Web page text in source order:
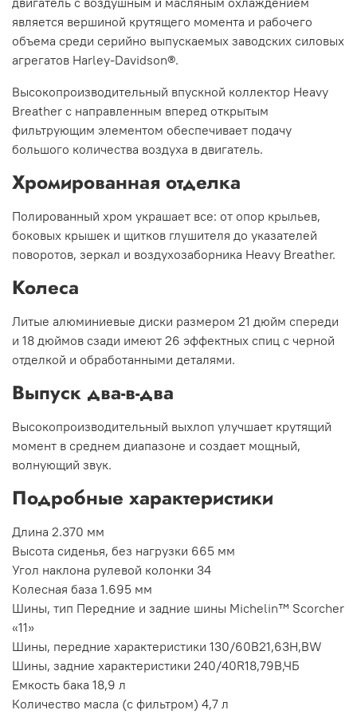
является вершиной крутящего момента и рабочего
объема среди серийно выпускаемых заводских силовых
агрегатов Harley-Davidson®.
Высокопроизводительный впускной коллектор Heavy
Breather с направленным вперед открытым
фильтрующим элементом обеспечивает подачу
большого количества воздуха в двигатель.
Хромированная отделка
Полированный хром украшает все: от опор крыльев,
боковых крышек и щитков глушителя до указателей
поворотов, зеркал и воздухозаборника Heavy Breather.
Колеса
Литые алюминиевые диски размером 21 дюйм спереди
и 18 дюймов сзади имеют 26 эффектных спиц с черной
отделкой и обработанными деталями.
Выпуск два-в-два
Высокопроизводительный выхлоп улучшает крутящий
момент в среднем диапазоне и создает мощный,
волнующий звук.
Подробные характеристики
Длина 2.370 мм
Высота сиденья, без нагрузки 665 мм
Угол наклона рулевой колонки 34
Колесная база 1.695 мм
Шины, тип Передние и задние шины Michelin™ Scorcher
«11»
Шины, передние характеристики 130/60B21,63H,BW
Шины, задние характеристики 240/40R18,79В,ЧБ
Емкость бака 18,9 л
Количество масла (с фильтром) 4,7 л